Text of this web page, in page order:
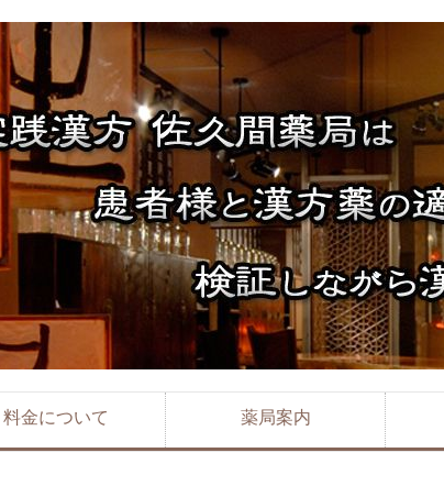
料金について 薬局案内